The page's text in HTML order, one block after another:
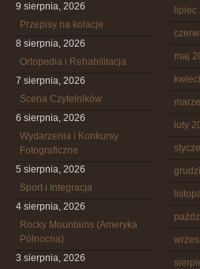
9 sierpnia, 2026
Przepisy na kolacje
8 sierpnia, 2026
Ortopedia i Rehabilitacja
7 sierpnia, 2026
Scena Czytelników
6 sierpnia, 2026
Wydarzenia i Konkursy
Fotograficzne
5 sierpnia, 2026
Sport i Integracja
4 sierpnia, 2026
Rocky Mountains (Ameryka
Północna)
3 sierpnia, 2026
lipiec
maj
luty